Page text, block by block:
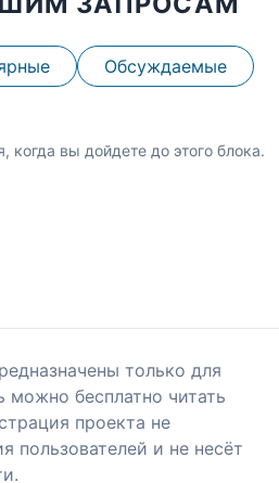
Обсуждаемые
когда вы дойдете до этого блока.
только для
бесплатно читать
проекта не
пользователей и не несёт